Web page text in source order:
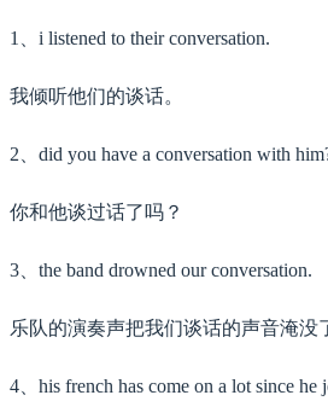
1、i listened to their conversation.
我倾听他们的谈话。
2、did you have a conversation with
你和他谈过话了吗？
3、the band drowned our conversation.
乐队的演奏声把我们谈话的声音淹没
4、his french has come on a lot since he